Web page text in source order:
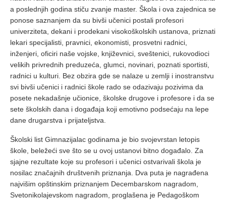
a poslednjih godina stiču zvanje master. Škola i ova zajednica se
ponose saznanjem da su bivši učenici postali profesori
univerziteta, dekani i prodekani visokoškolskih ustanova, priznati
lekari specijalisti, pravnici, ekonomisti, prosvetni radnici,
inženjeri, oficiri naše vojske, književnici, sveštenici, rukovodioci
velikih privrednih preduzeća, glumci, novinari, poznati sportisti,
radnici u kulturi. Bez obzira gde se nalaze u zemlji i inostranstvu
svi bivši učenici i radnici škole rado se odazivaju pozivima da
posete nekadašnje učionice, školske drugove i profesore i da se
sete školskih dana i događaja koji emotivno podsećaju na lepe
dane drugarstva i prijateljstva.
Školski list Gimnazijalac godinama je bio svojevrstan letopis
škole, beležeći sve što se u ovoj ustanovi bitno događalo. Za
sjajne rezultate koje su profesori i učenici ostvarivali škola je
nosilac značajnih društvenih priznanja. Dva puta je nagrađena
najvišim opštinskim priznanjem Decembarskom nagradom,
Svetonikolajevskom nagradom, proglašena je Pedagoškom